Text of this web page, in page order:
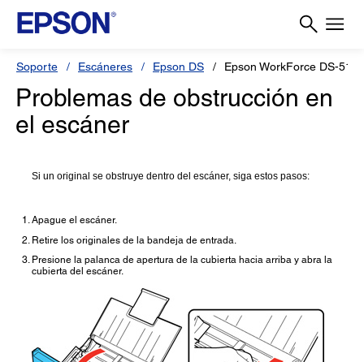
Soporte Escáneres Epson DS Epson WorkForce DS-510
Problemas de obstrucción en
el escáner
Si un original se obstruye dentro del escáner, siga estos pasos:
Apague el escáner.
Retire los originales de la bandeja de entrada.
Presione la palanca de apertura de la cubierta hacia arriba y abra la
cubierta del escáner.